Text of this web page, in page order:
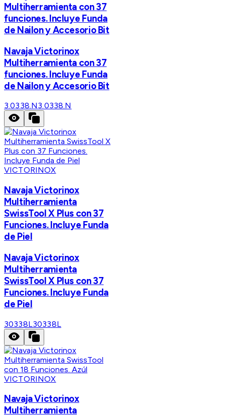
Multiherramienta con 37
funciones. Incluye Funda
de Nailon y Accesorio Bit
Navaja Victorinox
Multiherramienta con 37
funciones. Incluye Funda
de Nailon y Accesorio Bit
3.0338.N3.0338.N
VICTORINOX
Navaja Victorinox
Multiherramienta
SwissTool X Plus con 37
Funciones. Incluye Funda
de Piel
Navaja Victorinox
Multiherramienta
SwissTool X Plus con 37
Funciones. Incluye Funda
de Piel
30338L30338L
VICTORINOX
Navaja Victorinox
Multiherramienta